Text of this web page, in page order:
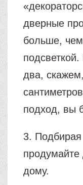
дверные
больше,
два,
подход, вы
3. Подбирая
продумайте
дому.